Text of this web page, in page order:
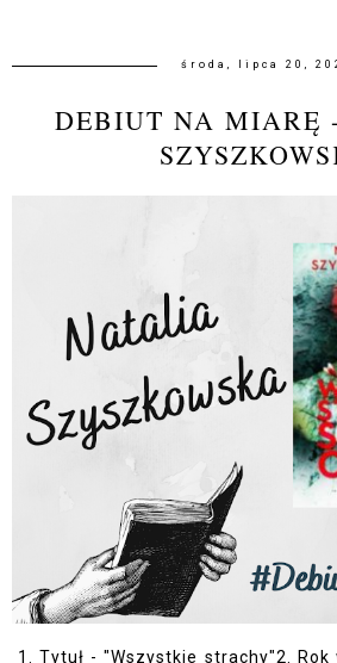
środa, lipca 20,
DEBIUT NA MIARĘ
1. Tytuł - "Wszystkie strachy"2.